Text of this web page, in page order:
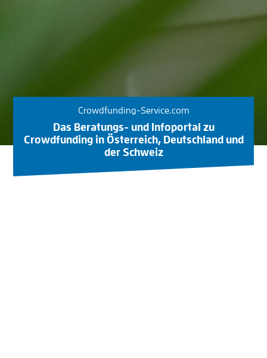
Crowdfunding-Service.com
Das Beratungs- und Infoportal zu
Crowdfunding in Österreich, Deutschland und
der Schweiz